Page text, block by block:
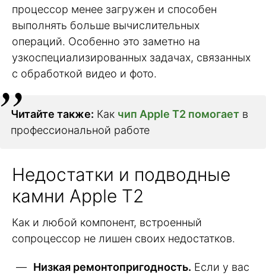
процессор менее загружен и способен
выполнять больше вычислительных
операций. Особенно это заметно на
узкоспециализированных задачах, связанных
с обработкой видео и фото.
Читайте также: Как чип Apple T2 помогает в
профессиональной работе
Недостатки и подводные
камни Apple T2
Как и любой компонент, встроенный
сопроцессор не лишен своих недостатков.
Низкая ремонтопригодность. Если у вас